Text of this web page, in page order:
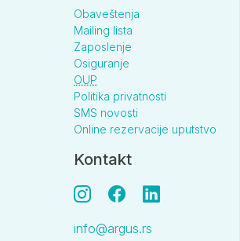
Obaveštenja
Mailing lista
Zaposlenje
Osiguranje
OUP
Politika privatnosti
SMS novosti
Online rezervacije uputstvo
Kontakt
info@argus.rs